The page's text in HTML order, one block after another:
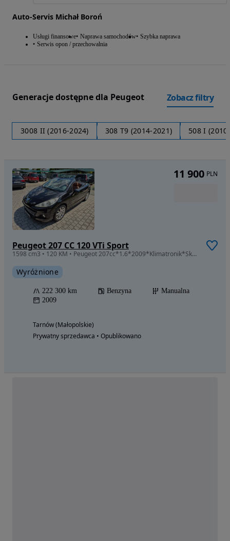
Auto-Servis Michał Boroń
Usługi finansowe Naprawa samochodów Szybka naprawa
Serwis opon / przechowalnia
Generacje dostępne dla Peugeot Zobacz filtry
3008 II (2016-2024) 308 T9 (2014-2021) 508 I
Peugeot 207 CC 120 VTi Sport
1598 cm3 • 120 KM • Peugeot 207cc*1.6*2009*Klimatronik*Skóra
Wyróżnione
222 300 km Benzyna
Manualna
2009
Tarnów (Małopolskie)
Prywatny sprzedawca • Opublikowano
11 900 PLN